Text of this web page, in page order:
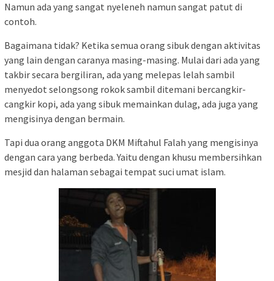
Namun ada yang sangat nyeleneh namun sangat patut di
contoh.
Bagaimana tidak? Ketika semua orang sibuk dengan aktivitas
yang lain dengan caranya masing-masing. Mulai dari ada yang
takbir secara bergiliran, ada yang melepas lelah sambil
menyedot selongsong rokok sambil ditemani bercangkir-
cangkir kopi, ada yang sibuk memainkan dulag, ada juga yang
mengisinya dengan bermain.
Tapi dua orang anggota DKM Miftahul Falah yang mengisinya
dengan cara yang berbeda. Yaitu dengan khusu membersihkan
mesjid dan halaman sebagai tempat suci umat islam.